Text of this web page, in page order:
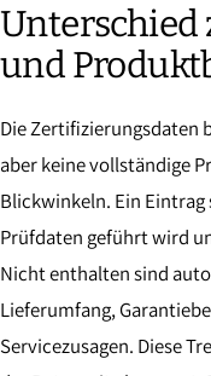
Unterschied
und
Die Zertifizierungsdaten
aber keine vollständige
Blickwinkeln. Ein Eintrag
Prüfdaten geführt wird
Nicht enthalten sind
Lieferumfang,
Servicezusagen. Diese